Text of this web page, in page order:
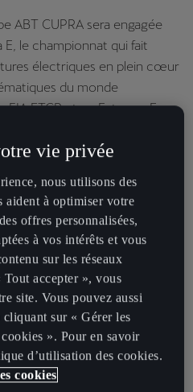
ABT CUPRA sera engagée
E, le championnat qui fait
électriques en plein cœur
du monde
ETCR et en Extreme E,
et performance
Sportsline sous le nom
Team, avec les pilotes Robin
Müller (Suisse) qui seront
saison de l'équipe
années à réinventer le sport
gagner. En effet, la marque a
voiture de tourisme 100 %
belles performances dans des
FIA ETCR et Extreme E.
l'ADN de CUPRA, qui est une
vie privée
nous utilisons des
aident à optimiser votre
offres personnalisées,
à vos intérêts et vous
sur les réseaux
accepter », vous
site. Vous pouvez aussi
cliquant sur « Gérer les
». Pour en savoir
d’utilisation des cookies.
cookies